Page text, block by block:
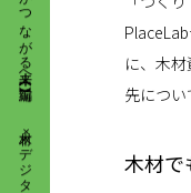
に、木
先につい
木材で